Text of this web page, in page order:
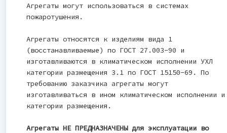
Агрегаты могут использоваться в системах
пожаротушения.
Агрегаты относятся к изделиям вида 1
(восстанавливаемые) по ГОСТ 27.003-90 и
изготавливаются в климатическом исполнении УХЛ
категории размещения 3.1 по ГОСТ 15150-69. По
требованию заказчика агрегаты могут
изготавливаться в ином климатическом исполнении и
категории размещения.
Агрегаты НЕ ПРЕДНАЗНАЧЕНЫ для эксплуатации во